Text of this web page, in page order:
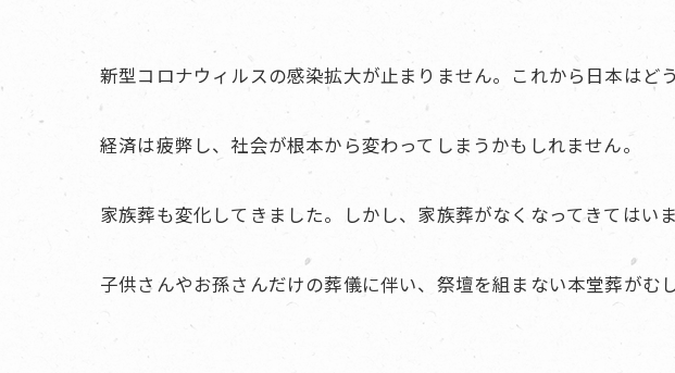
新型コロナウィルスの感染拡大が止まりません。これから日本はど
経済は疲弊し、社会が根本から変わってしまうかもしれません。
家族葬も変化してきました。しかし、家族葬がなくなってきてはいま
子供さんやお孫さんだけの葬儀に伴い、祭壇を組まない本堂葬がむ